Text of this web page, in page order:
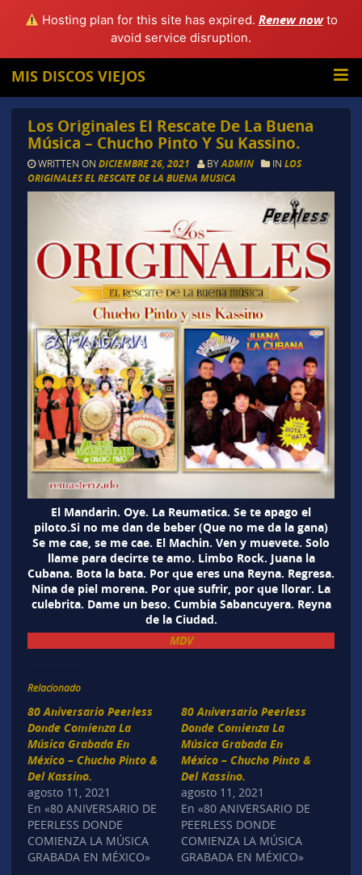
Hosting plan for this site has expired. Renew nowto
avoid service disruption.
MIS DISCOS VIEJOS
Los Originales El Rescate De La Buena
Música – Chucho Pinto Y Su Kassino.
WRITTEN ON DICIEMBRE 26, 2021 BYADMIN IN LOS
ORIGINALES EL RESCATE DE LA BUENA MUSICA
El Mandarin. Oye. La Reumatica. Se te apago el
piloto.Si no me dan de beber (Que no me da la gana)
Se me cae, se me cae. El Machin. Ven y muevete. Solo
llame para decirte te amo. Limbo Rock. Juana la
Cubana. Bota la bata. Por que eres una Reyna. Regresa.
Nina de piel morena. Por que sufrir, por que llorar. La
culebrita. Dame un beso. Cumbia Sabancuyera. Reyna
de la Ciudad.
MDV
Relacionado
80 Aniversario Peerless
Donde Comienza La
Música Grabada En
México – Chucho Pinto &
Del Kassino.
agosto 11, 2021
En «80 ANIVERSARIO DE
PEERLESS DONDE
COMIENZA LA MÚSICA
GRABADA EN MÉXICO»
80 Aniversario Peerless
Donde Comienza La
Música Grabada En
México – Chucho Pinto &
Del Kassino.
agosto 11, 2021
En «80 ANIVERSARIO DE
PEERLESS DONDE
COMIENZA LA MÚSICA
GRABADA EN MÉXICO»